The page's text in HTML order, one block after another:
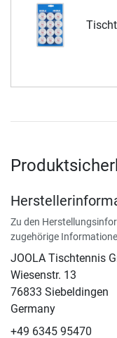
Zu den
zugehörige
JOOLA Tischtennis
Wiesenstr. 13
76833 Siebeldingen
Germany
+49 6345 95470